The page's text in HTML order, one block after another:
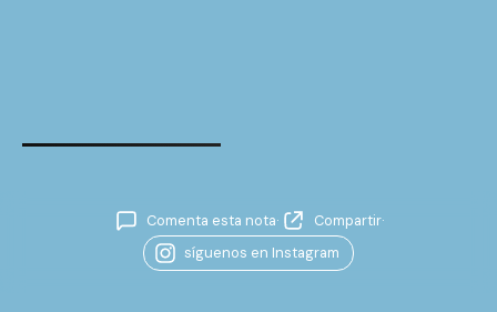
Comenta esta nota· Compartir·
síguenos en Instagram